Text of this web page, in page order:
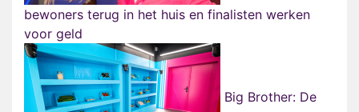
bewoners terug in het huis en finalisten werken
voor geld
Big Brother: De